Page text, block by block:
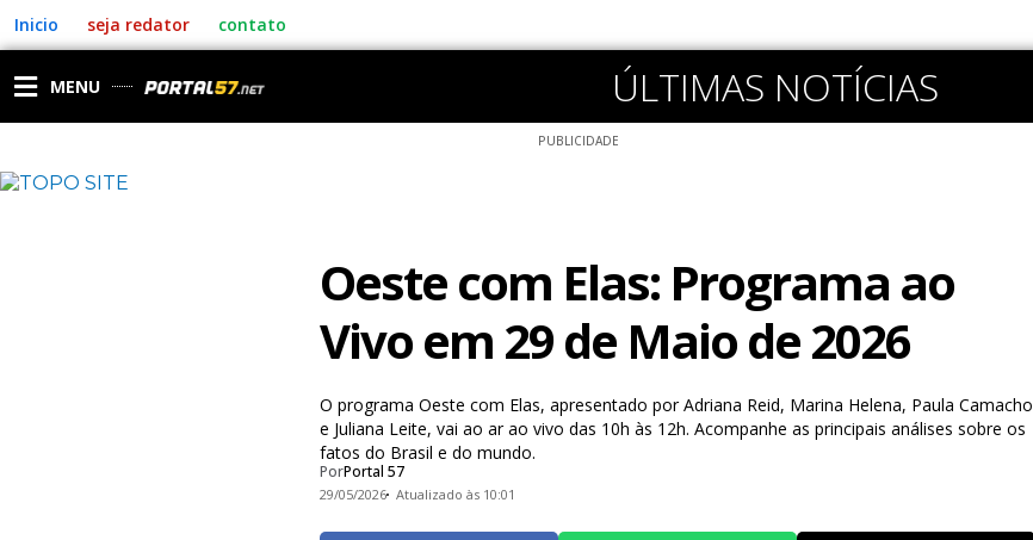
para
o
conteúdo
Inicio seja redator contato
MENU ÚLTIMAS NOTÍCIAS
PUBLICIDADE
Oeste com Elas: Programa ao
Vivo em 29 de Maio de 2026
O programa Oeste com Elas, apresentado por Adriana Reid, Marina Helena, Paula Camacho
e Juliana Leite, vai ao ar ao vivo das 10h às 12h. Acompanhe as principais análises sobre os
fatos do Brasil e do mundo.
PorPortal 57
29/05/2026 Atualizado às 10:01